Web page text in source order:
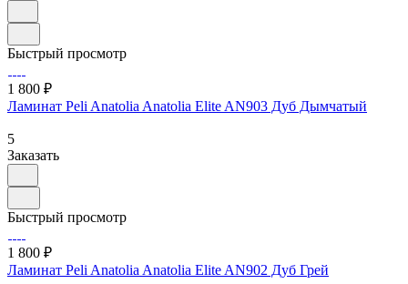
Быстрый просмотр
1 800 ₽
Ламинат Peli Anatolia Anatolia Elite AN903 Дуб Дымчатый
5
Заказать
Быстрый просмотр
1 800 ₽
Ламинат Peli Anatolia Anatolia Elite AN902 Дуб Грей